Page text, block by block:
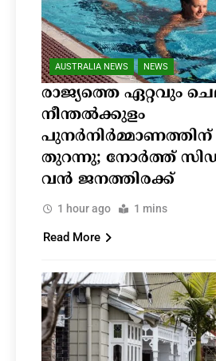
AUSTRALIA NEWS NEWS
രാജ്യത്തെ ഏറ്റവും
നീന്തൽക്കുളം
തുറന്നു; നോർത്ത്
വൻ ജനത്തിരക്ക്
1 hour ago 1 mins
Read More